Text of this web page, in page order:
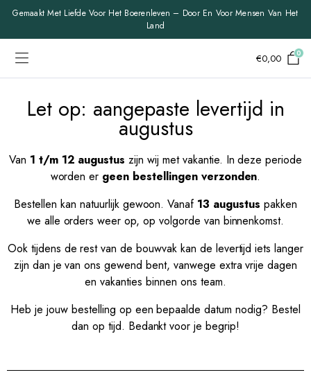
Gemaakt Met Liefde Voor Het Boerenleven – Door En Voor Mensen Van Het
Land
€0,00 0
Let op: aangepaste levertijd in
augustus
Van 1 t/m 12 augustus zijn wij met vakantie. In deze periode
worden er geen bestellingen verzonden.
Bestellen kan natuurlijk gewoon. Vanaf 13 augustus pakken
we alle orders weer op, op volgorde van binnenkomst.
Ook tijdens de rest van de bouwvak kan de levertijd iets langer
zijn dan je van ons gewend bent, vanwege extra vrije dagen
en vakanties binnen ons team.
Heb je jouw bestelling op een bepaalde datum nodig? Bestel
dan op tijd. Bedankt voor je begrip!